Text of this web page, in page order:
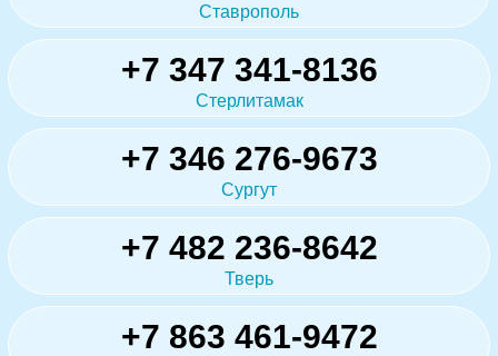
Ставрополь
+7 347 341-8136
Стерлитамак
+7 346 276-9673
Сургут
+7 482 236-8642
Тверь
+7 863 461-9472